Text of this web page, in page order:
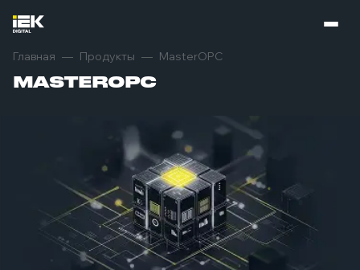
Главная Продукты MasterOPC
MASTEROPC